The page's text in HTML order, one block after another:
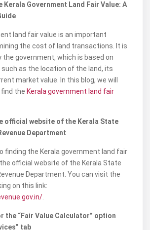
Kerala Government Land Fair Value: A
land fair value is an important
the cost of land transactions. It is
the government, which is based on
as the location of the land, its
market value. In this blog, we will
the Kerala government land fair
official website of the Kerala State
Department
finding the Kerala government land fair
official website of the Kerala State
Department. You can visit the
on this link:
the “Fair Value Calculator” option
tab